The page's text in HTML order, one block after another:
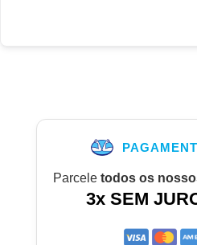
Parcele todos os
3x SEM